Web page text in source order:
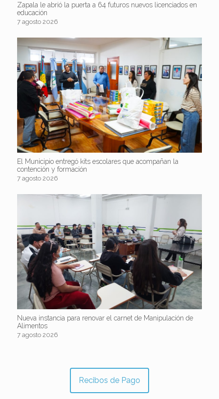
Zapala le abrió la puerta a 64 futuros nuevos licenciados en
educación
7 agosto 2026
El Municipio entregó kits escolares que acompañan la
contención y formación
7 agosto 2026
Nueva instancia para renovar el carnet de Manipulación de
Alimentos
7 agosto 2026
Recibos de Pago